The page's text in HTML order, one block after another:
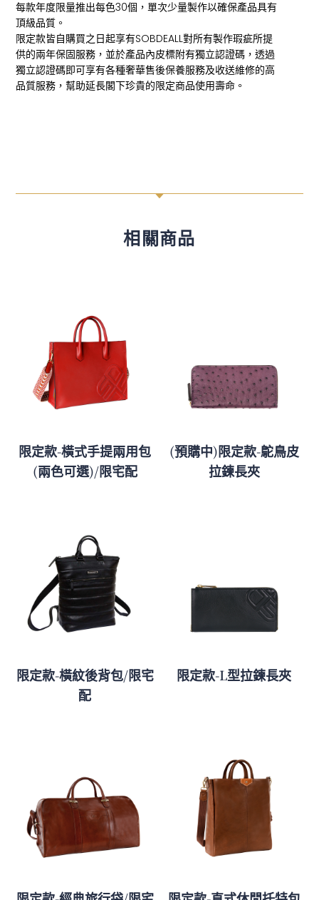
每款年度限量推出每色30個，單次少量製作以確保產品具有
頂級品質。
限定款皆自購買之日起享有SOBDEALL對所有製作瑕疵所提
供的兩年保固服務，並於產品內皮標附有獨立認證碼，透過
獨立認證碼即可享有各種奢華售後保養服務及收送維修的高
品質服務，幫助延長閣下珍貴的限定商品使用壽命。
C
相關商品
限定款-橫式手提兩用包
(兩色可選)/限宅配
(預購中)限定款-鴕鳥皮
拉鍊長夾
限定款-橫紋後背包/限宅
配
限定款-L型拉鍊長夾